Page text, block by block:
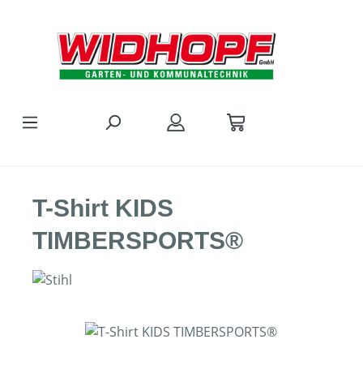
T-Shirt KIDS
TIMBERSPORTS®
Bildergalerie überspringen